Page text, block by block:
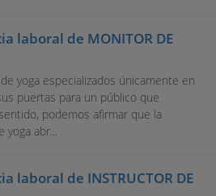
laboral de MONITOR DE
yoga especializados únicamente en
puertas para un público que
podemos afirmar que la
abr...
laboral de INSTRUCTOR DE